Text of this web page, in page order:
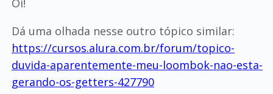
Dá uma olhada nesse outro tópico similar:
https://cursos.alura.com.br/forum/topico-
duvida-aparentemente-meu-loombok-nao-esta-
gerando-os-getters-427790